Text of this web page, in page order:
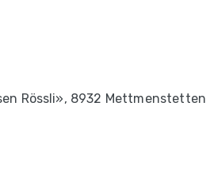
Rössli», 8932 Mettmenstetten